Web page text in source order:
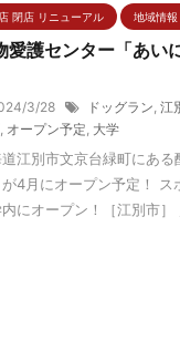
閉店 リニューアル 地域情報
愛護センター「あい
3/28 ドッグラン, 江
, オープン予定, 大学
江別市文京台緑町にあ
が4月にオープン予定！
内にオープン！［江別市